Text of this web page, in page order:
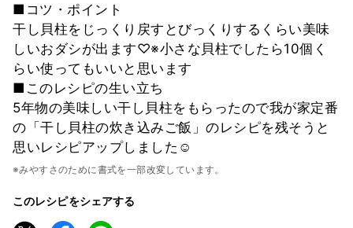
■コツ・ポイント
干し貝柱をじっくり戻すとびっくりするくらい美味
しいおダシが出ます♡※小さな貝柱でしたら10個く
らい使ってもいいと思います
■このレシピの生い立ち
5年物の美味しい干し貝柱をもらったので我が家定番
の「干し貝柱の炊き込みご飯」のレシピを残そうと
思いレシピアップしました☺
※みやすさのために書式を一部改変しています。
このレシピをシェアする